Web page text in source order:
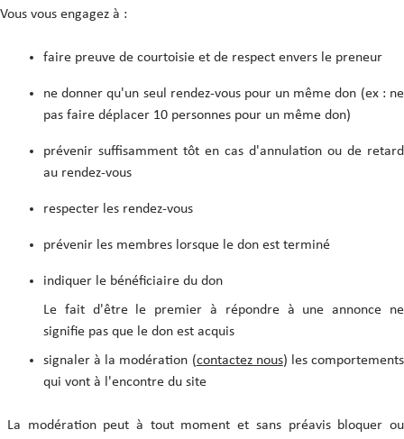
Vous vous engagez à :
faire preuve de courtoisie et de respect envers le preneur
ne donner qu'un seul rendez-vous pour un même don (ex : ne
pas faire déplacer 10 personnes pour un même don)
prévenir suffisamment tôt en cas d'annulation ou de retard
au rendez-vous
respecter les rendez-vous
prévenir les membres lorsque le don est terminé
indiquer le bénéficiaire du don
Le fait d'être le premier à répondre à une annonce ne
signifie pas que le don est acquis
signaler à la modération (contactez nous) les comportements
qui vont à l'encontre du site
La modération peut à tout moment et sans préavis bloquer ou